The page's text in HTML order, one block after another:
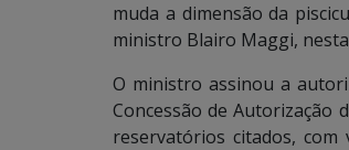
muda a dimensão da
ministro Blairo Maggi,
O ministro assinou a
Concessão de Autorização
reservatórios citados, com